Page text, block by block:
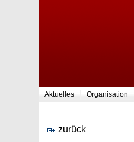
Aktuelles Organisation
zurück